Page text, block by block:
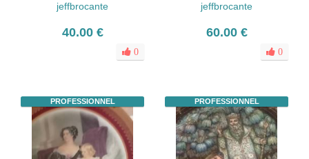
jeffbrocante
40.00 €
0
jeffbrocante
60.00 €
0
PROFESSIONNEL PROFESSIONNEL